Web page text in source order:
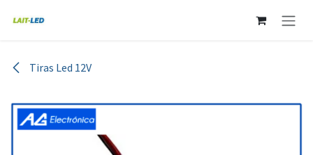
Tiras Led 12V